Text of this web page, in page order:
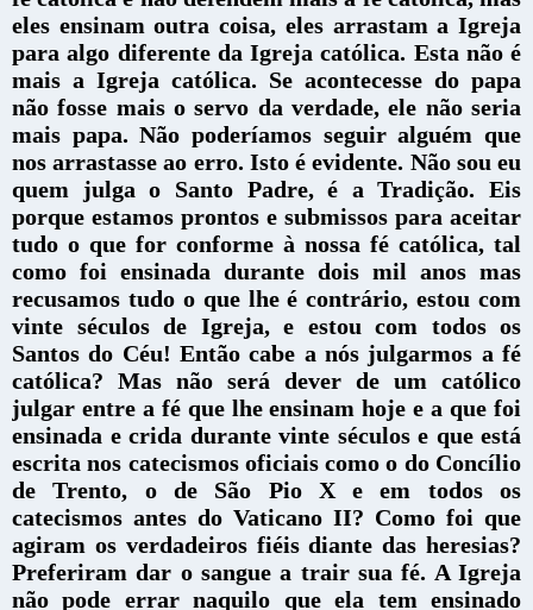
eles ensinam outra coisa, eles arrastam a Igreja
para algo diferente da Igreja católica. Esta não é
mais a Igreja católica. Se acontecesse do papa
não fosse mais o servo da verdade, ele não seria
mais papa. Não poderíamos seguir alguém que
nos arrastasse ao erro. Isto é evidente. Não sou eu
quem julga o Santo Padre, é a Tradição. Eis
porque estamos prontos e submissos para aceitar
tudo o que for conforme à nossa fé católica, tal
como foi ensinada durante dois mil anos mas
recusamos tudo o que lhe é contrário, estou com
vinte séculos de Igreja, e estou com todos os
Santos do Céu! Então cabe a nós julgarmos a fé
católica? Mas não será dever de um católico
julgar entre a fé que lhe ensinam hoje e a que foi
ensinada e crida durante vinte séculos e que está
escrita nos catecismos oficiais como o do Concílio
de Trento, o de São Pio X e em todos os
catecismos antes do Vaticano II? Como foi que
agiram os verdadeiros fiéis diante das heresias?
Preferiram dar o sangue a trair sua fé. A Igreja
não pode errar naquilo que ela tem ensinado